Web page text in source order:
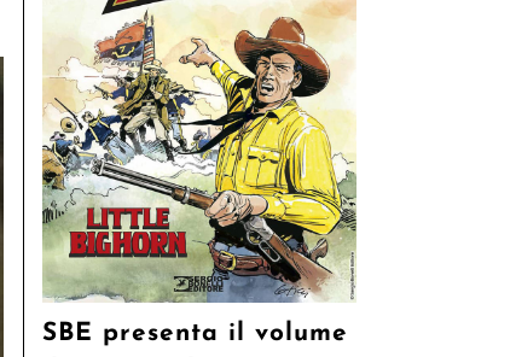
SBE presenta il volume